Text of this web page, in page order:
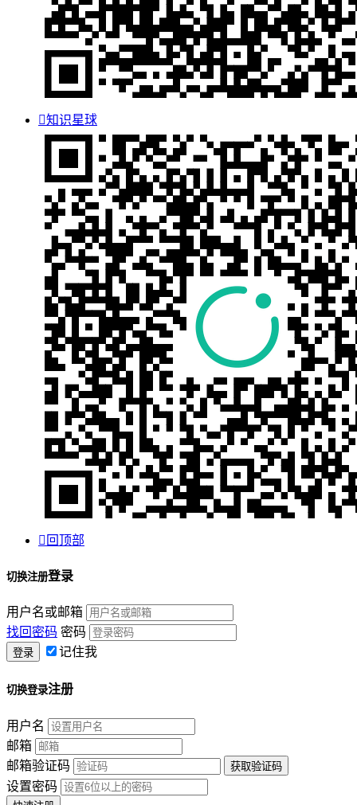
知识星球
 回顶部
切换注册登录
用户名或邮箱
找回密码 密码
记住我
切换登录注册
用户名
邮箱
邮箱验证码
设置密码